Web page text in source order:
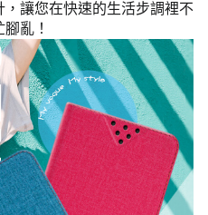
讓您在快速的生活步調裡不
亂！